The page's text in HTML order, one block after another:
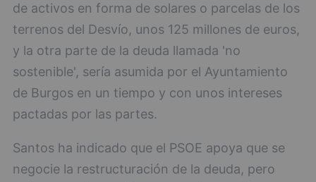
de activos en forma de solares o parcelas de los
terrenos del Desvío, unos 125 millones de euros,
y la otra parte de la deuda llamada 'no
sostenible', sería asumida por el Ayuntamiento
de Burgos en un tiempo y con unos intereses
pactadas por las partes.
Santos ha indicado que el PSOE apoya que se
negocie la restructuración de la deuda, pero